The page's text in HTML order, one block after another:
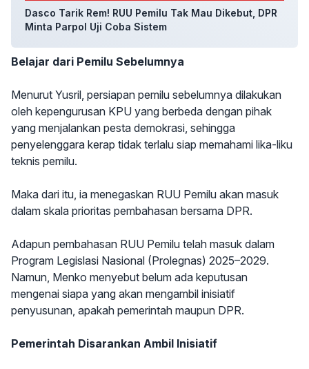
Dasco Tarik Rem! RUU Pemilu Tak Mau Dikebut, DPR
Minta Parpol Uji Coba Sistem
Belajar dari Pemilu Sebelumnya
Menurut Yusril, persiapan pemilu sebelumnya dilakukan
oleh kepengurusan KPU yang berbeda dengan pihak
yang menjalankan pesta demokrasi, sehingga
penyelenggara kerap tidak terlalu siap memahami lika-liku
teknis pemilu.
Maka dari itu, ia menegaskan RUU Pemilu akan masuk
dalam skala prioritas pembahasan bersama DPR.
Adapun pembahasan RUU Pemilu telah masuk dalam
Program Legislasi Nasional (Prolegnas) 2025–2029.
Namun, Menko menyebut belum ada keputusan
mengenai siapa yang akan mengambil inisiatif
penyusunan, apakah pemerintah maupun DPR.
Pemerintah Disarankan Ambil Inisiatif